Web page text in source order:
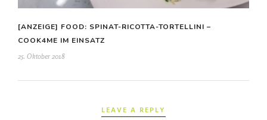
[ANZEIGE] FOOD: SPINAT-RICOTTA-TORTELLINI –
COOK4ME IM EINSATZ
25. Oktober 2018
LEAVE A REPLY